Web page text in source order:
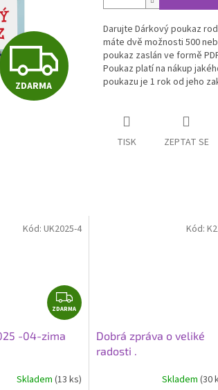
Z
D
R
A
ZDARMA
Darujte Dárkový poukaz
máte dvě možnosti 500
poukaz zaslán ve formě
Poukaz platí na nákup
poukazu je 1 rok od jeho
TISK ZEPTAT SE
Z
D
A
ZDARMA
-04-zima
Skladem (13 ks)
Kód: UK2025-4
Dobrá zpráva o veliké
radosti .
Skladem(30
Kód: